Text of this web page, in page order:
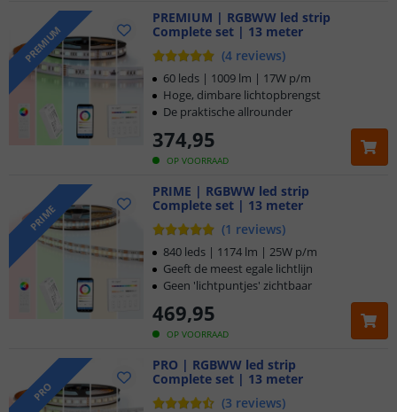
PREMIUM
PREMIUM | RGBWW led strip
Complete set | 13 meter
(4 reviews)
OP VOORRAAD
374,95
60 leds | 1009 lm | 17W p/m
Hoge, dimbare lichtopbrengst
De praktische allrounder
PRIME
PRIME | RGBWW led strip
Complete set | 13 meter
(1 reviews)
OP VOORRAAD
469,95
840 leds | 1174 lm | 25W p/m
Geeft de meest egale lichtlijn
Geen 'lichtpuntjes' zichtbaar
PRO
PRO | RGBWW led strip
Complete set | 13 meter
(3 reviews)
Klantbeoordeling 9.1